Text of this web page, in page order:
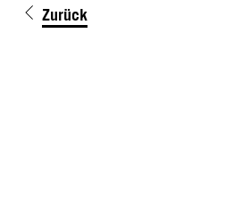
Zurück